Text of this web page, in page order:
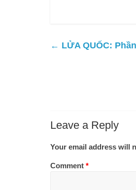
← LỬA QUỐC:
Leave a Reply
Your email address will
Comment *